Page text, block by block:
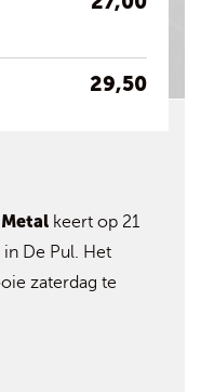
29,50
keert op 21
De Pul. Het
zaterdag te